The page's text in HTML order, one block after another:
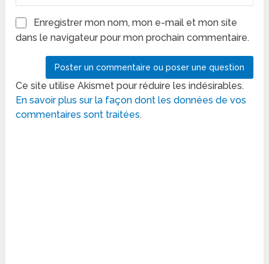
Enregistrer mon nom, mon e-mail et mon site
dans le navigateur pour mon prochain commentaire.
Ce site utilise Akismet pour réduire les indésirables.
En savoir plus sur la façon dont les données de vos
commentaires sont traitées.